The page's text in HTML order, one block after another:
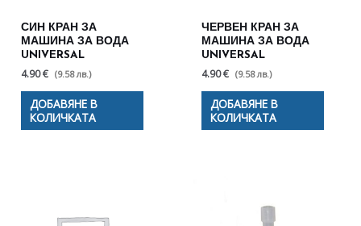
СИН КРАН ЗА
МАШИНА ЗА ВОДА
UNIVERSAL
4.90 € (9.58 лв.)
ДОБАВЯНЕ В
КОЛИЧКАТА
ЧЕРВЕН КРАН ЗА
МАШИНА ЗА ВОДА
UNIVERSAL
4.90 € (9.58 лв.)
ДОБАВЯНЕ В
КОЛИЧКАТА